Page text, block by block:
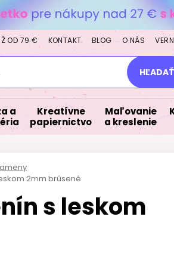
OD 79 € KONTAKT BLOG O NÁS
HĽADAŤ
a
Kreatívne
papiernictvo
Maľovanie
a kreslenie
2mm brúsené
s leskom